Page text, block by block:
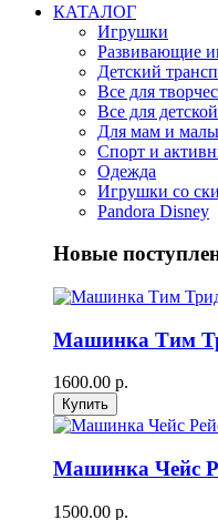
КАТАЛОГ
Игрушки
Развивающие
Детский
Все для
Все для детской
Для мам и
Спорт и
Одежда
Игрушки со
Pandora Disney
Новые
Машинка Тим
1600.00 р.
Машинка Чейс
1500.00 р.